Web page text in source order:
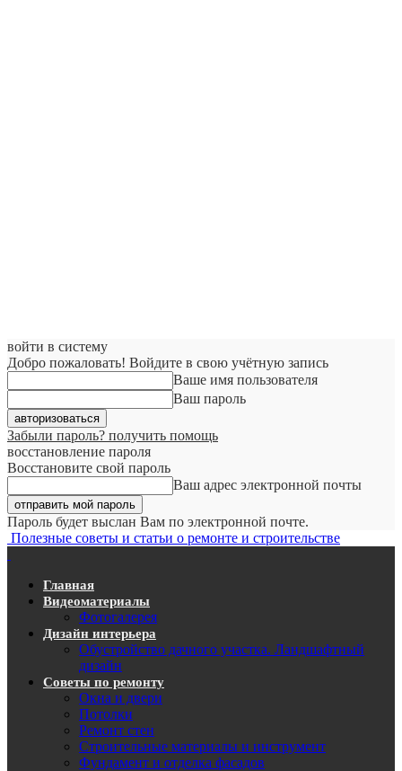
войти в систему
Добро пожаловать! Войдите в свою учётную запись
Ваше имя пользователя
Ваш пароль
Забыли пароль? получить помощь
восстановление пароля
Восстановите свой пароль
Ваш адрес электронной почты
Пароль будет выслан Вам по электронной почте.
Полезные советы и статьи о ремонте и строительстве
Главная
Видеоматериалы
Фотогалерея
Дизайн интерьера
Обустройство дачного участка. Ландшафтный
дизайн
Советы по ремонту
Окна и двери
Потолки
Ремонт стен
Строительные материалы и инструмент
Фундамент и отделка фасадов